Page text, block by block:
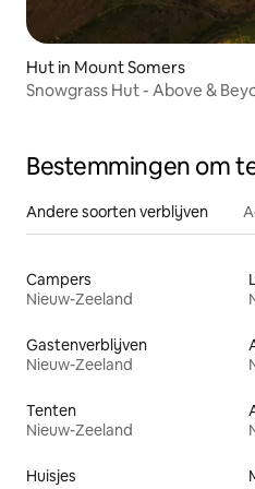
Hut in Mount Somers
Snowgrass Hut - Above &
Bestemmingen om
Andere soorten verblijven
Campers
Nieuw-Zeeland
Gastenverblijven
Nieuw-Zeeland
Tenten
Nieuw-Zeeland
Huisjes